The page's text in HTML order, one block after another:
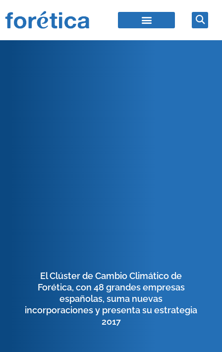
El Clúster de Cambio Climático de
Forética, con 48 grandes empresas
españolas, suma nuevas
incorporaciones y presenta su estrategia
2017